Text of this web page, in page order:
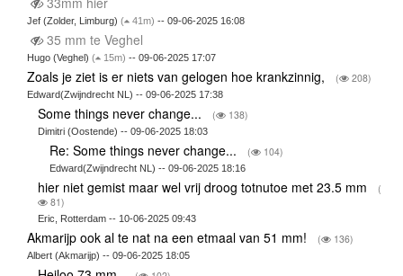
Jef (Zolder, Limburg) ( 41m) -- 09-06-2025 16:08
35 mm te Veghel
Hugo (Veghel) ( 15m) -- 09-06-2025 17:07
Zoals je ziet is er niets van gelogen hoe krankzinnig, ( 208)
Edward(Zwijndrecht NL) -- 09-06-2025 17:38
Some things never change... ( 138)
Dimitri (Oostende) -- 09-06-2025 18:03
Re: Some things never change... ( 104)
Edward(Zwijndrecht NL) -- 09-06-2025 18:16
hier niet gemist maar wel vrij droog totnutoe met 23.5 mm
(
81)
Eric, Rotterdam -- 10-06-2025 09:43
Akmarijp ook al te nat na een etmaal van 51 mm! ( 136)
Albert (Akmarijp) -- 09-06-2025 18:05